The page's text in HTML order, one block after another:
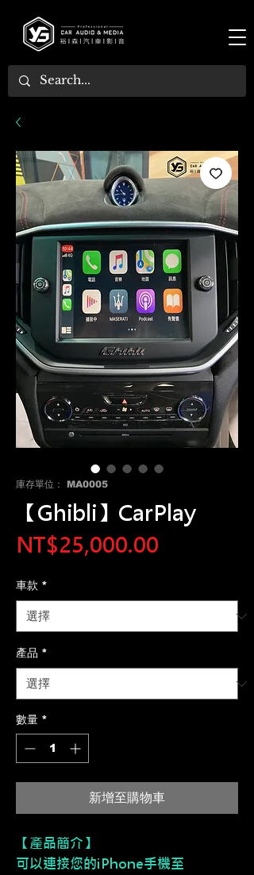
庫存單位： MA0005
【Ghibli】CarPlay
NT$25,000.00
車款 *
產品 *
數量 *
新增至購物車
【產品簡介】
可以連接您的iPhone手機至